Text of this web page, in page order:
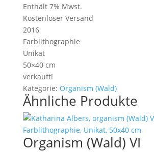
Enthält 7% Mwst.
Kostenloser Versand
2016
Farblithographie
Unikat
50×40 cm
verkauft!
Kategorie: Organism (Wald)
Ähnliche Produkte
Organism (Wald) VI